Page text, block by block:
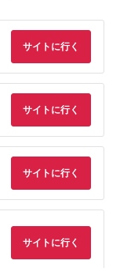
サイトに行く
サイトに行く
サイトに行く
サイトに行く